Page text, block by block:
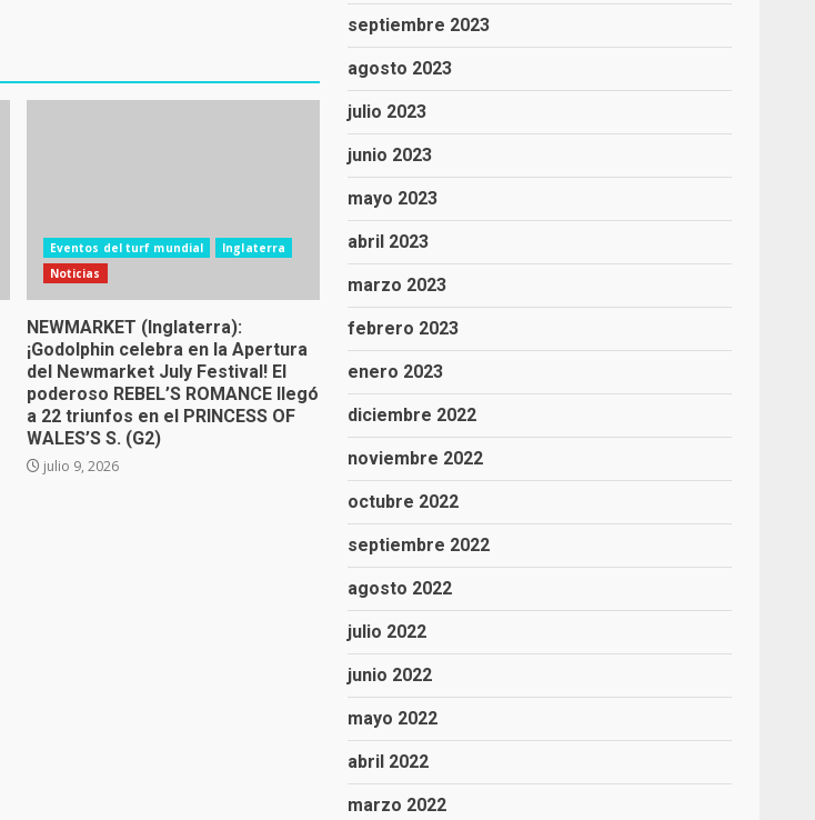
Eventos del turf mundial
Inglaterra
Noticias
NEWMARKET (Inglaterra):
¡Godolphin celebra en la Apertura
del Newmarket July Festival! El
poderoso REBEL’S ROMANCE llegó
a 22 triunfos en el PRINCESS OF
WALES’S S. (G2)
julio 9, 2026
septiembre 2023
agosto 2023
julio 2023
junio 2023
mayo 2023
abril 2023
marzo 2023
febrero 2023
enero 2023
diciembre 2022
noviembre 2022
octubre 2022
septiembre 2022
agosto 2022
julio 2022
junio 2022
mayo 2022
abril 2022
marzo 2022